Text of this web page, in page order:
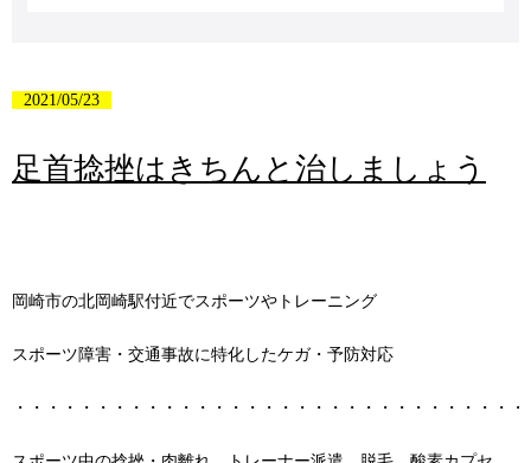
2021/05/23
足首捻挫はきちんと治しましょう
岡崎市の北岡崎駅付近でスポーツやトレーニング
スポーツ障害・交通事故に特化したケガ・予防対応
・・・・・・・・・・・・・・・・・・・・・・・・・・・・・・